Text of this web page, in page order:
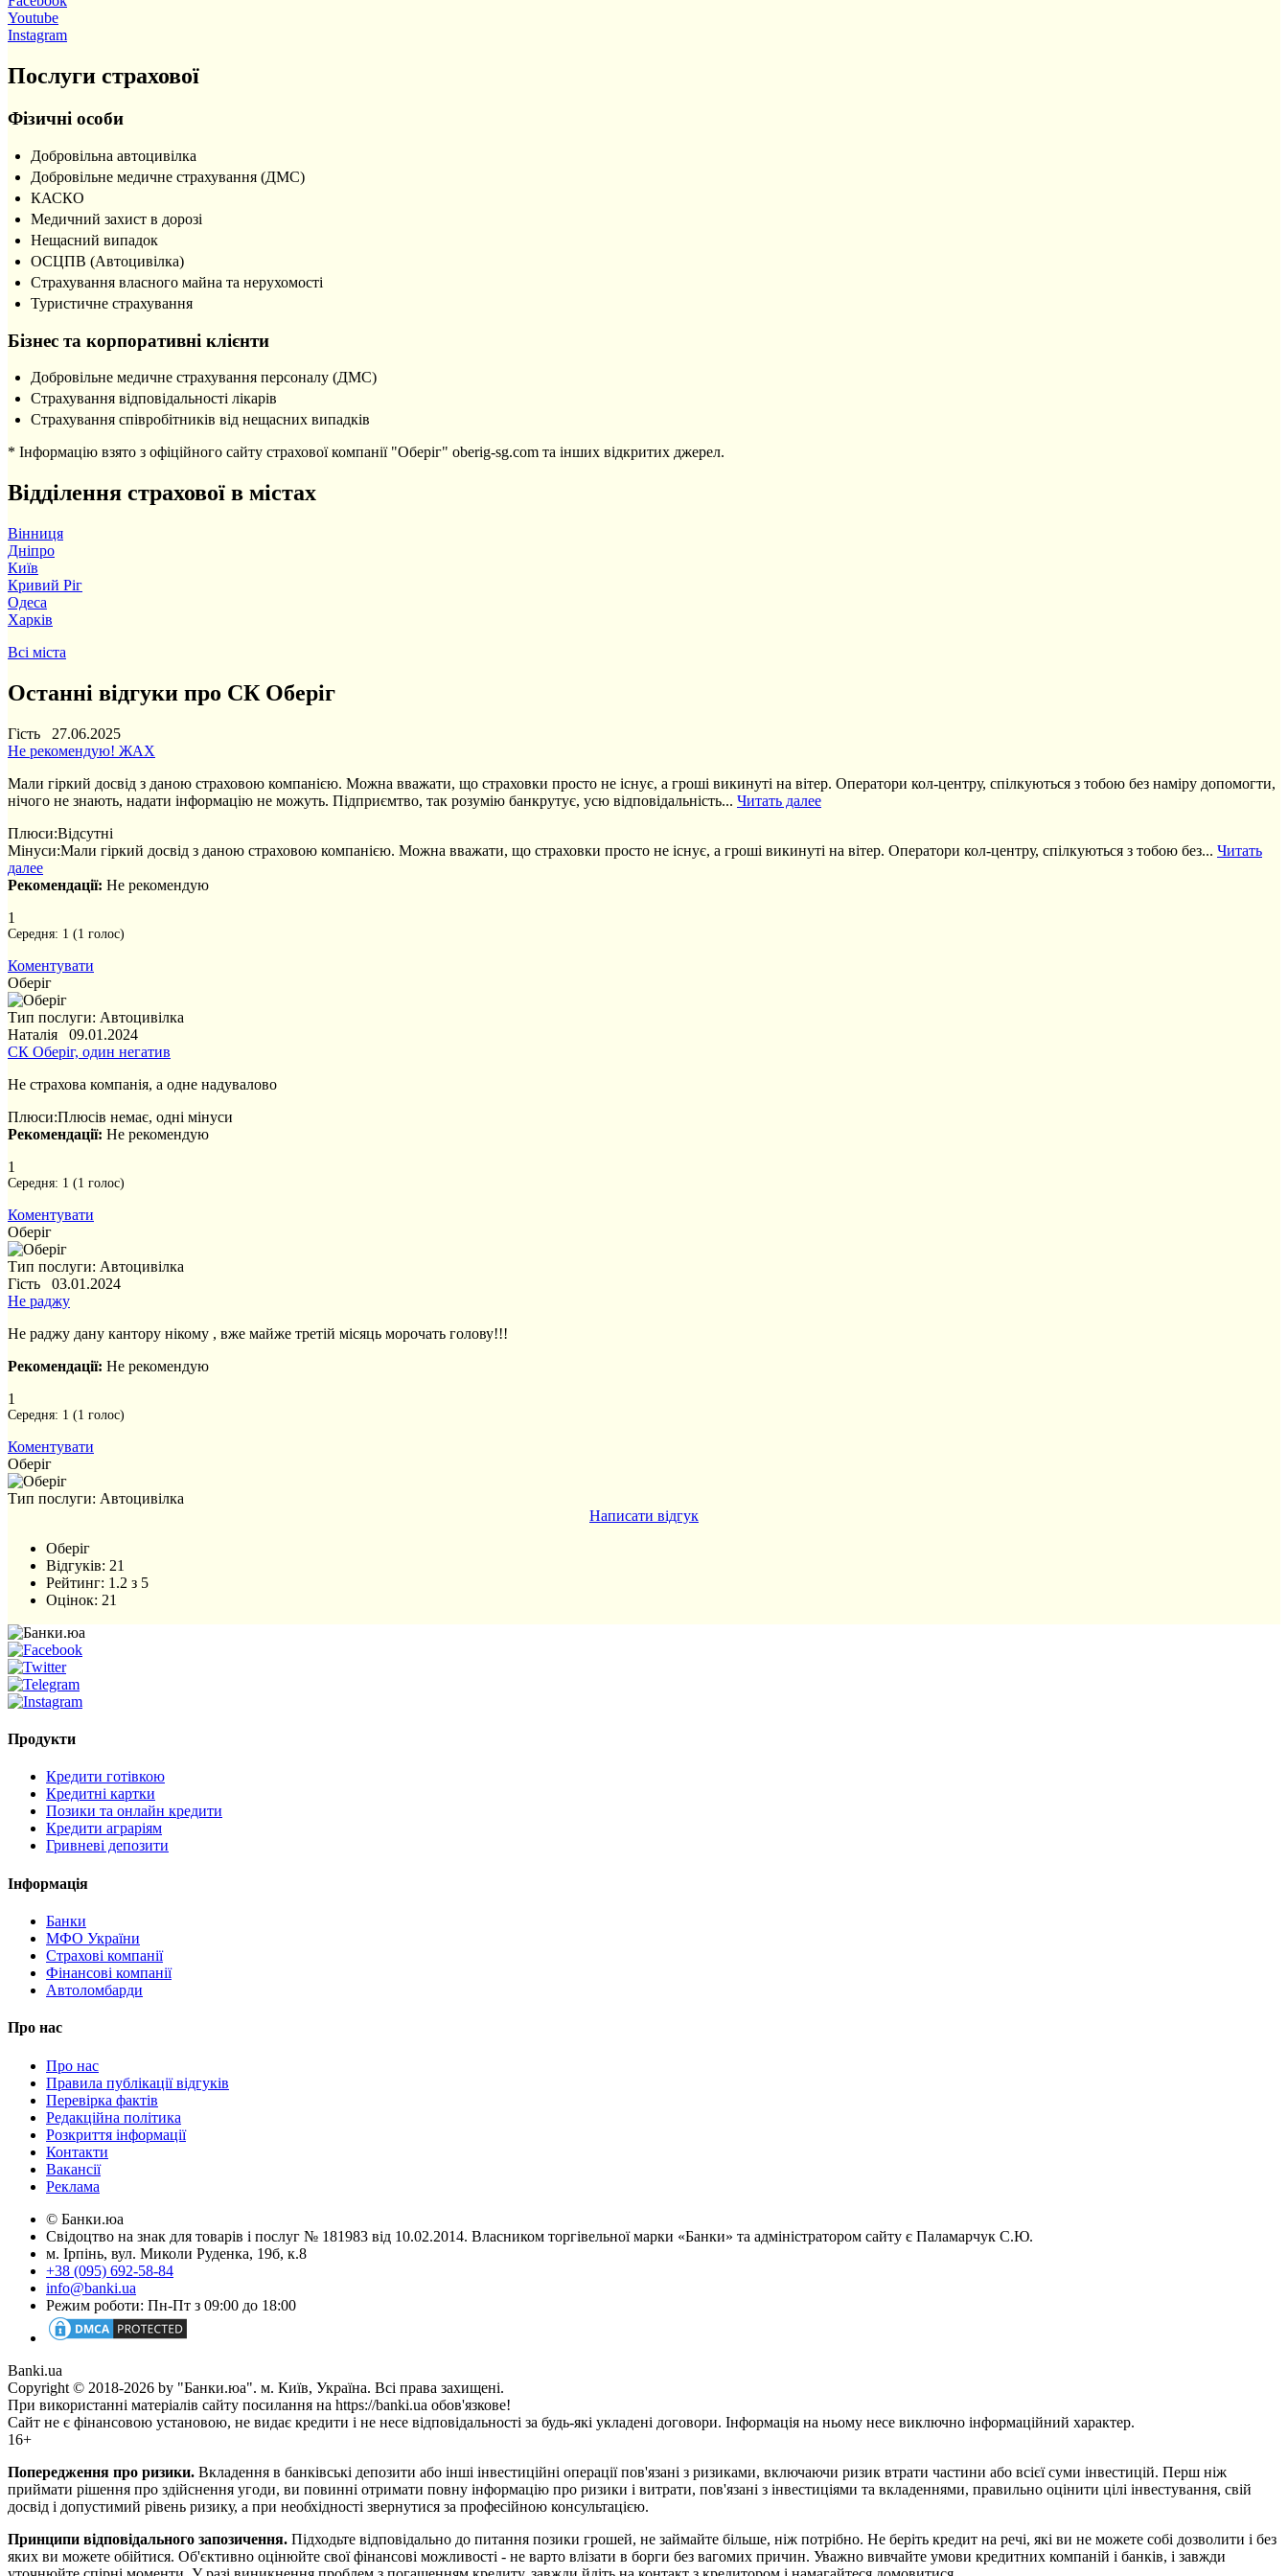
Youtube
Instagram
Послуги страхової
Фізичні особи
Добровільна автоцивілка
Добровільне медичне страхування (ДМС)
КАСКО
Медичний захист в дорозі
Нещасний випадок
ОСЦПВ (Автоцивілка)
Страхування власного майна та нерухомості
Туристичне страхування
Бізнес та корпоративні клієнти
Добровільне медичне страхування персоналу (ДМС)
Страхування відповідальності лікарів
Страхування співробітників від нещасних випадків
* Інформацію взято з офіційного сайту страхової компанії "Оберіг" oberig-sg.com та інших відкритих джерел.
Відділення страхової в містах
Вінниця
Дніпро
Київ
Кривий Ріг
Одеса
Харків
Всі міста
Останні відгуки про СК Оберіг
Гість 27.06.2025
Не рекомендую! ЖАХ
Мали гіркий досвід з даною страховою компанією. Можна вважати, що страховки просто не існує, а гроші викинуті на вітер. Оператори кол-центру, спілкуються з тобою без наміру допомогти,
нічого не знають, надати інформацію не можуть. Підприємтво, так розумію банкрутує, усю відповідальність... Читать далее
Плюси:Відсутні
Мінуси:Мали гіркий досвід з даною страховою компанією. Можна вважати, що страховки просто не існує, а гроші викинуті на вітер. Оператори кол-центру, спілкуються з тобою без... Читать
далее
Рекомендації: Не рекомендую
1
Середня: 1 (1 голос)
Коментувати
Оберіг
Тип послуги: Автоцивілка
Наталія 09.01.2024
СК Оберіг, один негатив
Не страхова компанія, а одне надувалово
Плюси:Плюсів немає, одні мінуси
Рекомендації: Не рекомендую
1
Середня: 1 (1 голос)
Коментувати
Оберіг
Тип послуги: Автоцивілка
Гість 03.01.2024
Не раджу
Не раджу дану кантору нікому , вже майже третій місяць морочать голову!!!
Рекомендації: Не рекомендую
1
Середня: 1 (1 голос)
Коментувати
Оберіг
Тип послуги: Автоцивілка
Написати відгук
Оберіг
Відгуків: 21
Рейтинг: 1.2 з 5
Оцінок: 21
Продукти
Кредити готівкою
Кредитні картки
Позики та онлайн кредити
Кредити аграріям
Гривневі депозити
Інформація
Банки
МФО України
Страхові компанії
Фінансові компанії
Автоломбарди
Про нас
Про нас
Правила публікації відгуків
Перевірка фактів
Редакційна політика
Розкриття інформації
Контакти
Вакансії
Реклама
© Банки.юа
Свідоцтво на знак для товарів і послуг № 181983 від 10.02.2014. Власником торгівельної марки «Банки» та адміністратором сайту є Паламарчук С.Ю.
м. Ірпінь, вул. Миколи Руденка, 19б, к.8
+38 (095) 692-58-84
info@banki.ua
Режим роботи: Пн-Пт з 09:00 до 18:00
Banki.ua
Copyright © 2018-2026 by "Банки.юа". м. Київ, Україна. Всі права захищені.
При використанні матеріалів сайту посилання на https://banki.ua обов'язкове!
Сайт не є фінансовою установою, не видає кредити і не несе відповідальності за будь-які укладені договори. Інформація на ньому несе виключно інформаційний характер.
16+
Попередження про ризики. Вкладення в банківські депозити або інші інвестиційні операції пов'язані з ризиками, включаючи ризик втрати частини або всієї суми інвестицій. Перш ніж
приймати рішення про здійснення угоди, ви повинні отримати повну інформацію про ризики і витрати, пов'язані з інвестиціями та вкладеннями, правильно оцінити цілі інвестування, свій
досвід і допустимий рівень ризику, а при необхідності звернутися за професійною консультацією.
Принципи відповідального запозичення. Підходьте відповідально до питання позики грошей, не займайте більше, ніж потрібно. Не беріть кредит на речі, які ви не можете собі дозволити і без
яких ви можете обійтися. Об'єктивно оцінюйте свої фінансові можливості - не варто влізати в борги без вагомих причин. Уважно вивчайте умови кредитних компаній і банків, і завжди